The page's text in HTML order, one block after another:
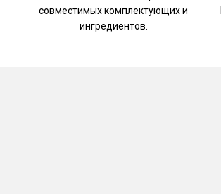
совместимых комплектующих и
ингредиентов.